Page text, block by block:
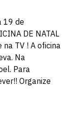
19 de
DE NATAL
TV ! A oficina
Na
Para
Organize